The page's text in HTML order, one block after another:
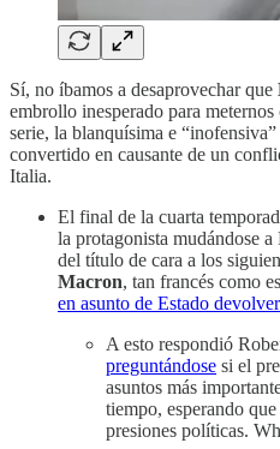
Sí, no íbamos a desaprovechar que
embrollo inesperado para
serie, la blanquísima e “inofensiva”
convertido en causante de un
Italia.
El final de la cuarta
la protagonista mudándose
del título de cara a los
Macron, tan francés como
en asunto de Estado
A esto respondió
preguntándose si el
asuntos más
tiempo, esperando
presiones políticas.